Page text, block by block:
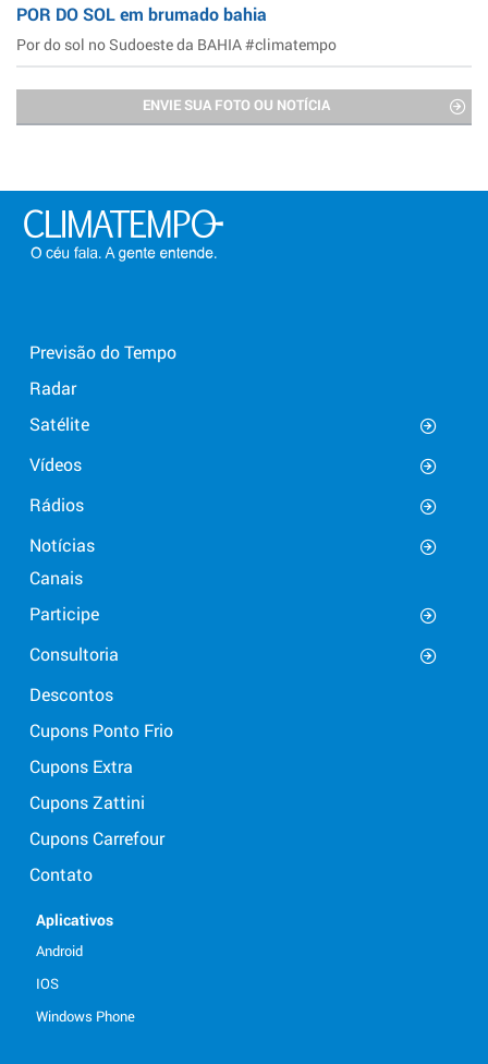
POR DO SOL em brumado bahia
Por do sol no Sudoeste da BAHIA #climatempo
ENVIE SUA FOTO OU NOTÍCIA
Previsão do Tempo
Radar
Satélite
Vídeos
Rádios
Notícias
Canais
Participe
Consultoria
Descontos
Cupons Ponto Frio
Cupons Extra
Cupons Zattini
Cupons Carrefour
Contato
Aplicativos
Android
IOS
Windows Phone